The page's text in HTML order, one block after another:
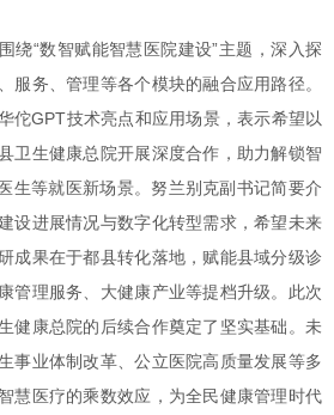
绕“数智赋能智慧医院建设”主题，深入探
服务、管理等各个模块的融合应用路径。
佗GPT技术亮点和应用场景，表示希望以
卫生健康总院开展深度合作，助力解锁智
生等就医新场景。努兰别克副书记简要介
设进展情况与数字化转型需求，希望未来
成果在于都县转化落地，赋能县域分级诊
管理服务、大健康产业等提档升级。此次
健康总院的后续合作奠定了坚实基础。未
事业体制改革、公立医院高质量发展等多
慧医疗的乘数效应，为全民健康管理时代